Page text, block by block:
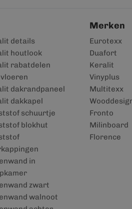
details
houtlook
rabatdelen
vloeren
dakrandpaneel
dakkapel
schuurtje
blokhut
in
zwart
walnoot
Merken
Eurotexx
Duafort
Keralit
Vinyplus
Multitexx
Fronto
Milinboard
Florence